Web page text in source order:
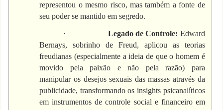
representou o mesmo risco, mas também a fonte de
seu poder se mantido em segredo.
· Legado de Controle: Edward
Bernays, sobrinho de Freud, aplicou as teorias
freudianas (especialmente a ideia de que o homem é
movido pela paixão e não pela razão) para
manipular os desejos sexuais das massas através da
publicidade, transformando os insights psicanalíticos
em instrumentos de controle social e financeiro em